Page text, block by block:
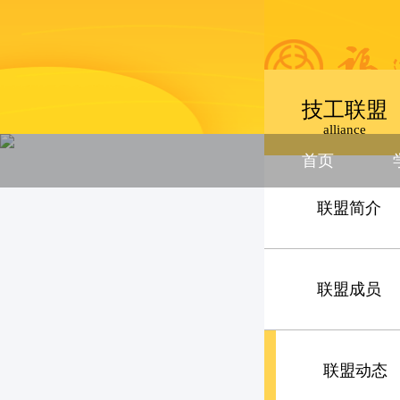
首页
技工联盟
alliance
联盟简介
联盟成员
联盟动态